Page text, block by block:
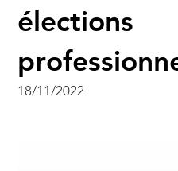
élections
18/11/2022